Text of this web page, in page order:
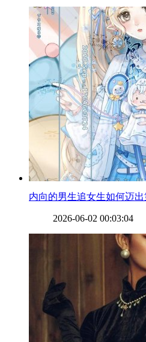
内向的男生追女生如何迈出
2026-06-02 00:03:04